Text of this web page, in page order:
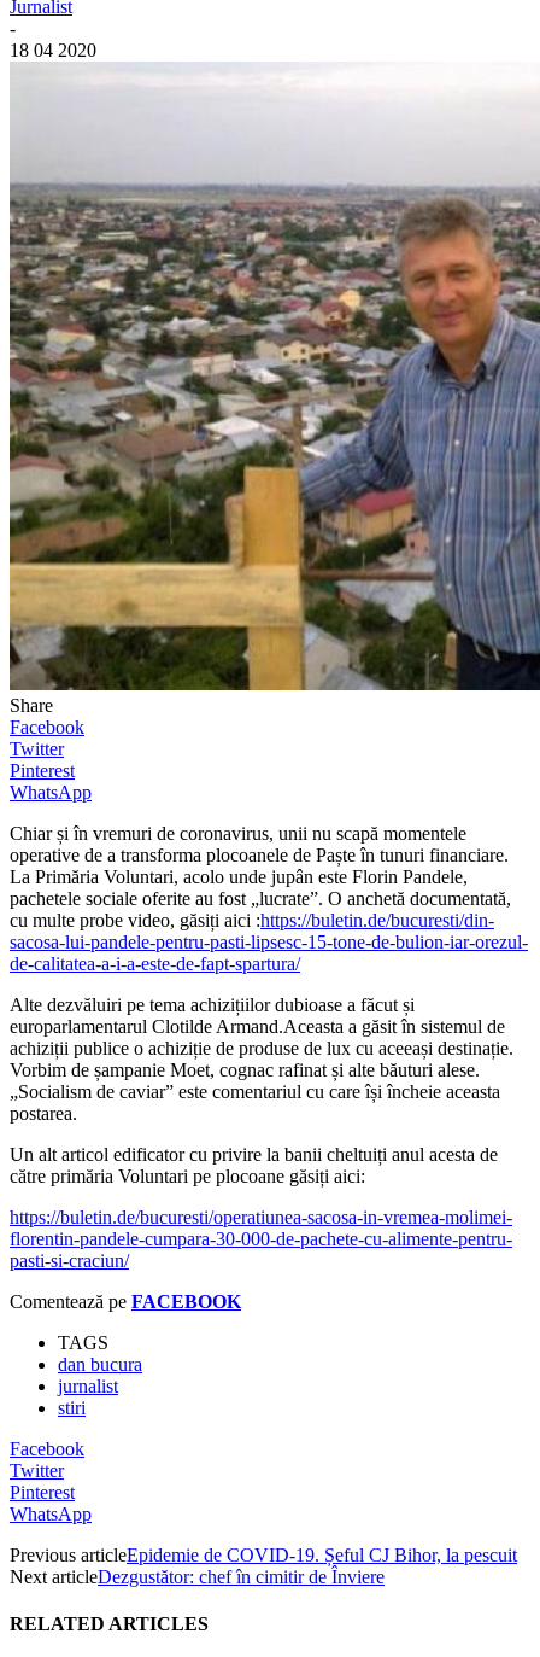
Jurnalist
-
18 04 2020
Share
Facebook
Twitter
Pinterest
WhatsApp
Chiar și în vremuri de coronavirus, unii nu scapă momentele
operative de a transforma plocoanele de Paște în tunuri financiare.
La Primăria Voluntari, acolo unde jupân este Florin Pandele,
pachetele sociale oferite au fost „lucrate”. O anchetă documentată,
cu multe probe video, găsiți aici :https://buletin.de/bucuresti/din-
sacosa-lui-pandele-pentru-pasti-lipsesc-15-tone-de-bulion-iar-orezul-
de-calitatea-a-i-a-este-de-fapt-spartura/
Alte dezvăluiri pe tema achizițiilor dubioase a făcut și
europarlamentarul Clotilde Armand.Aceasta a găsit în sistemul de
achiziții publice o achiziție de produse de lux cu aceeași destinație.
Vorbim de șampanie Moet, cognac rafinat și alte băuturi alese.
„Socialism de caviar” este comentariul cu care își încheie aceasta
postarea.
Un alt articol edificator cu privire la banii cheltuiți anul acesta de
către primăria Voluntari pe plocoane găsiți aici:
https://buletin.de/bucuresti/operatiunea-sacosa-in-vremea-molimei-
florentin-pandele-cumpara-30-000-de-pachete-cu-alimente-pentru-
pasti-si-craciun/
Comentează pe FACEBOOK
TAGS
dan bucura
jurnalist
stiri
Facebook
Twitter
Pinterest
WhatsApp
Previous articleEpidemie de COVID-19. Șeful CJ Bihor, la pescuit
Next articleDezgustător: chef în cimitir de Înviere
RELATED ARTICLES